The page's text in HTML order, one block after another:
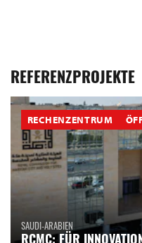
REFERENZPROJEKTE
RECHENZENTRUM
SAUDI-ARABIEN